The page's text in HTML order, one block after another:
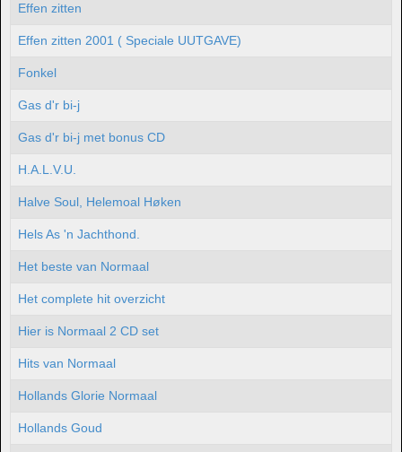
Effen zitten
Effen zitten 2001 ( Speciale UUTGAVE)
Fonkel
Gas d'r bi-j
Gas d'r bi-j met bonus CD
H.A.L.V.U.
Halve Soul, Helemoal Høken
Hels As 'n Jachthond.
Het beste van Normaal
Het complete hit overzicht
Hier is Normaal 2 CD set
Hits van Normaal
Hollands Glorie Normaal
Hollands Goud